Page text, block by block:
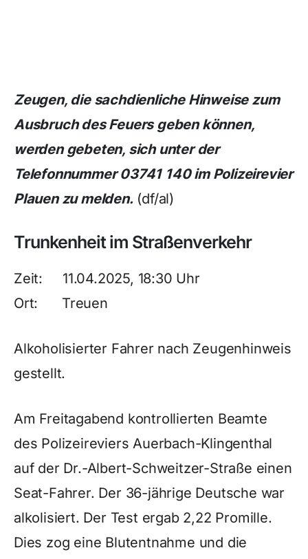
Zeugen, die sachdienliche Hinweise zum
Ausbruch des Feuers geben können,
werden gebeten, sich unter der
Telefonnummer 03741 140 im Polizeirevier
Plauen zu melden. (df/al)
Trunkenheit im Straßenverkehr
Zeit: 11.04.2025, 18:30 Uhr
Ort: Treuen
Alkoholisierter Fahrer nach Zeugenhinweis
gestellt.
Am Freitagabend kontrollierten Beamte
des Polizeireviers Auerbach-Klingenthal
auf der Dr.-Albert-Schweitzer-Straße einen
Seat-Fahrer. Der 36-jährige Deutsche war
alkolisiert. Der Test ergab 2,22 Promille.
Dies zog eine Blutentnahme und die